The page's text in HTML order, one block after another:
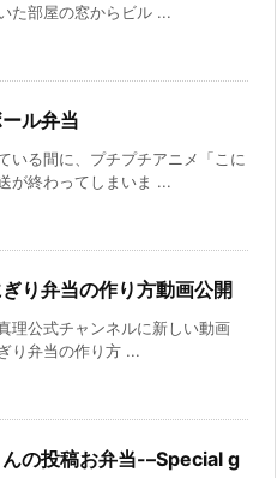
た部屋の窓からビル ...
ル弁当
いる間に、プチプチアニメ「こに
が終わってしまいま ...
り弁当の作り方動画公開
理公式チャンネルに新しい動画
り弁当の作り方 ...
の投稿お弁当-–Special g